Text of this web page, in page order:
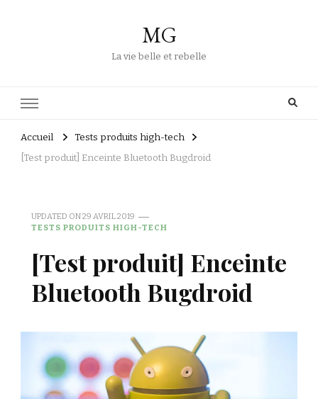
MG
La vie belle et rebelle
Accueil
Tests produits high-tech
[Test produit] Enceinte Bluetooth Bugdroid
UPDATED ON29 AVRIL 2019
TESTS PRODUITS HIGH-TECH
[Test produit] Enceinte
Bluetooth Bugdroid